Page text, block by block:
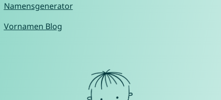
Namensgenerator
Vornamen Blog